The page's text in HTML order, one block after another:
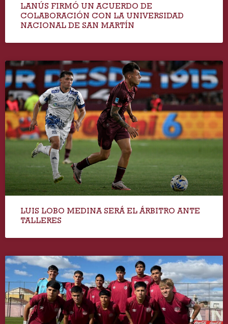
LANÚS FIRMÓ UN ACUERDO DE
COLABORACIÓN CON LA UNIVERSIDAD
NACIONAL DE SAN MARTÍN
LUIS LOBO MEDINA SERÁ EL ÁRBITRO ANTE
TALLERES